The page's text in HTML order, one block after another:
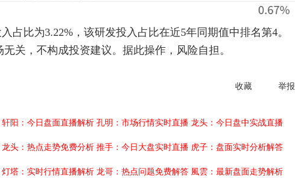
占比为3.22%，该研发投入占比在近5年同期值中排名第4。
关，不构成投资建议。据此操作，风险自担。
收藏 举报
轩阳：今日盘面直播解析 孔明：市场行情实时直播 龙头：今日盘中实战直播
龙头：热点走势免费分析 推手：今日大盘实时直播 虎子：盘面实时分析解答
灯塔：实时行情直播解析 龙哥：热点问题免费解答 風雲：最新盘面走势解析